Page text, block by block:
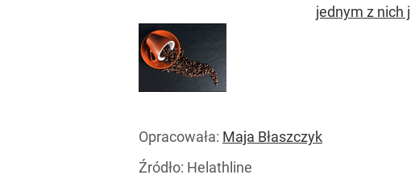
jednym z nich
Opracowała: Maja Błaszczyk
Źródło: Helathline